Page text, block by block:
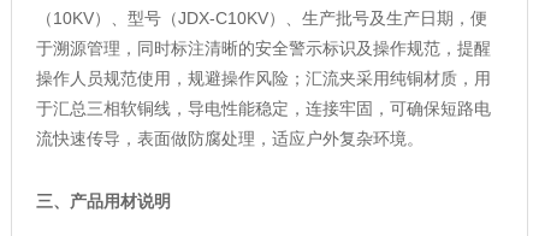
（10KV）、型号（JDX-C10KV）、生产批号及生产日期，便
于溯源管理，同时标注清晰的安全警示标识及操作规范，提醒
操作人员规范使用，规避操作风险；汇流夹采用纯铜材质，用
于汇总三相软铜线，导电性能稳定，连接牢固，可确保短路电
流快速传导，表面做防腐处理，适应户外复杂环境。
三、产品用材说明